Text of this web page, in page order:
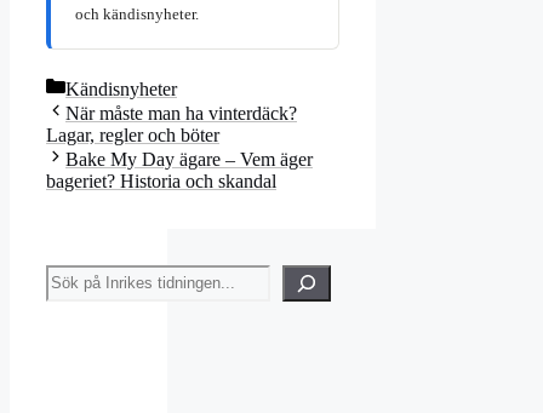
och kändisnyheter.
Kategorier
Kändisnyheter
När måste man ha vinterdäck?
Lagar, regler och böter
Bake My Day ägare – Vem äger
bageriet? Historia och skandal
Sök